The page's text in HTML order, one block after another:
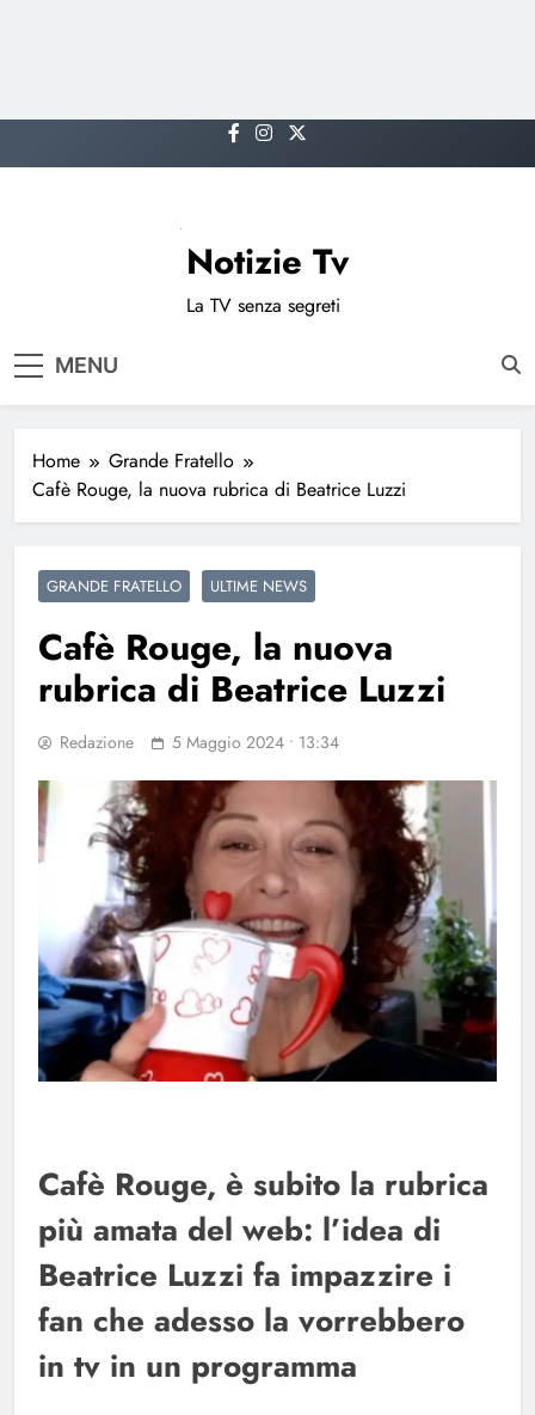
to
Notizie Tv
La TV senza segreti
MENU
Home
Grande Fratello
Cafè Rouge, la nuova rubrica di Beatrice Luzzi
GRANDE FRATELLO ULTIME NEWS
Cafè Rouge, la nuova
rubrica di Beatrice Luzzi
Redazione 5 Maggio 2024 • 13:34
Cafè Rouge, è subito la rubrica
più amata del web: l’idea di
Beatrice Luzzi fa impazzire i
fan che adesso la vorrebbero
in tv in un programma